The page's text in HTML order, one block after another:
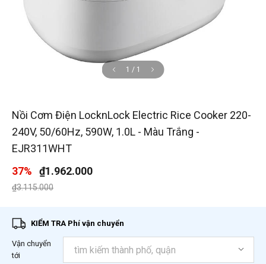
1 / 1
Nồi Cơm Điện LocknLock Electric Rice Cooker 220-
240V, 50/60Hz, 590W, 1.0L - Màu Trắng -
EJR311WHT
37%
₫1.962.000
Giá giảm xuống từ
₫3.115.000đến
KIỂM TRA Phí vận chuyển
Vận chuyển
tới